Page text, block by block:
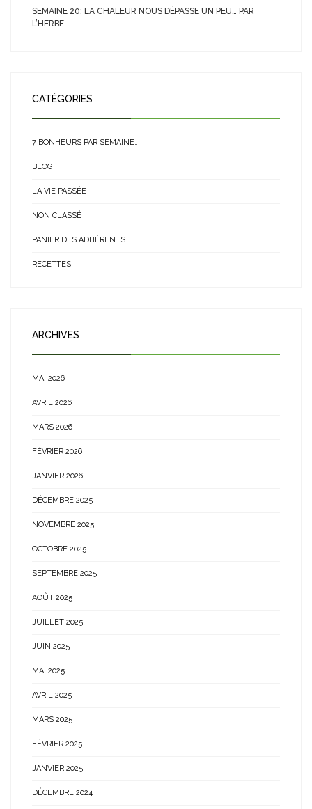
SEMAINE 20: LA CHALEUR NOUS DÉPASSE UN PEU… PAR
L’HERBE
CATÉGORIES
7 BONHEURS PAR SEMAINE…
BLOG
LA VIE PASSÉE
NON CLASSÉ
PANIER DES ADHÉRENTS
RECETTES
ARCHIVES
MAI 2026
AVRIL 2026
MARS 2026
FÉVRIER 2026
JANVIER 2026
DÉCEMBRE 2025
NOVEMBRE 2025
OCTOBRE 2025
SEPTEMBRE 2025
AOÛT 2025
JUILLET 2025
JUIN 2025
MAI 2025
AVRIL 2025
MARS 2025
FÉVRIER 2025
JANVIER 2025
DÉCEMBRE 2024